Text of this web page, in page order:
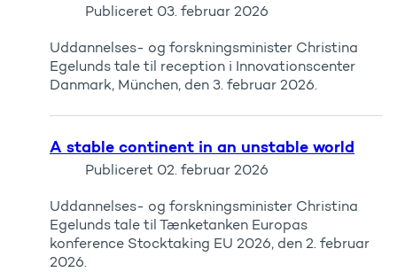
Publiceret 03. februar 2026
Uddannelses- og forskningsminister Christina
Egelunds tale til reception i Innovationscenter
Danmark, München, den 3. februar 2026.
A stable continent in an unstable world
Publiceret 02. februar 2026
Uddannelses- og forskningsminister Christina
Egelunds tale til Tænketanken Europas
konference Stocktaking EU 2026, den 2. februar
2026.